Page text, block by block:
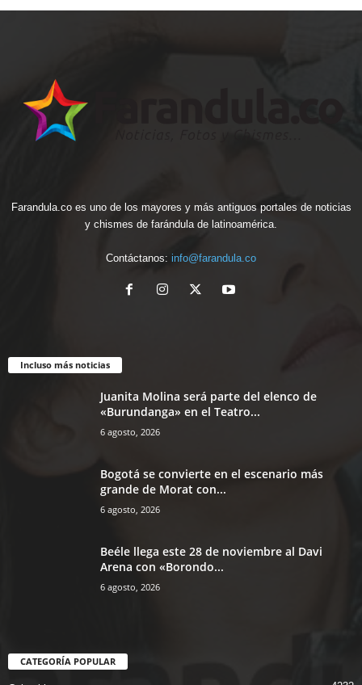
Farandula.co es uno de los mayores y más antiguos portales de noticias
y chismes de farándula de latinoamérica.
Contáctanos: info@farandula.co
Incluso más noticias
Juanita Molina será parte del elenco de
«Burundanga» en el Teatro...
6 agosto, 2026
Bogotá se convierte en el escenario más
grande de Morat con...
6 agosto, 2026
Beéle llega este 28 de noviembre al Davi
Arena con «Borondo...
6 agosto, 2026
CATEGORÍA POPULAR